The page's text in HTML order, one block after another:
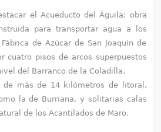
el Acueducto del Águila: obra
para transportar agua a los
de Azúcar de San Joaquín de
cuatro pisos de arcos superpuestos
del Barranco de la Coladilla.
de más de 14 kilómetros de litoral,
la de Burriana, y solitarias calas
de los Acantilados de Maro.